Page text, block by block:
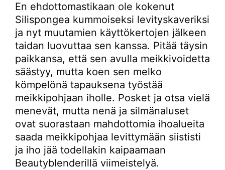
En ehdottomastikaan ole kokenut
Silispongea kummoiseksi levityskaveriksi
ja nyt muutamien käyttökertojen jälkeen
taidan luovuttaa sen kanssa. Pitää täysin
paikkansa, että sen avulla meikkivoidetta
säästyy, mutta koen sen melko
kömpelönä tapauksena työstää
meikkipohjaan iholle. Posket ja otsa vielä
menevät, mutta nenä ja silmänaluset
ovat suorastaan mahdottomia ihoalueita
saada meikkipohjaa levittymään siististi
ja iho jää todellakin kaipaamaan
Beautyblenderillä viimeistelyä.